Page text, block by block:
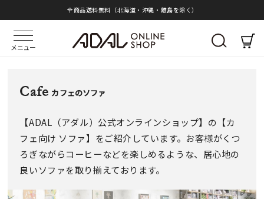
全商品送料無料（北海道・沖縄・離島を除く）
メニュー
Cafe カフェのソファ
【ADAL（アダル）公式オンラインショップ】の【カ
フェ向け ソファ】をご紹介しています。お客様がくつ
ろぎながらコーヒーなどを楽しめるような、居心地の
良いソファを取り揃えております。